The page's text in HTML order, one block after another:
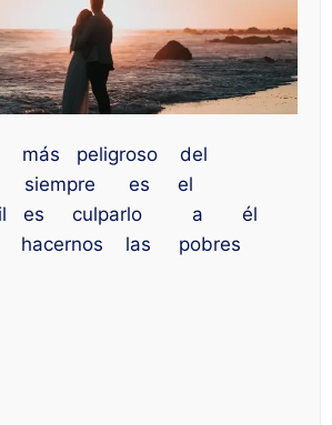
más peligroso del
no siempre es el
es culparlo a él
las pobres